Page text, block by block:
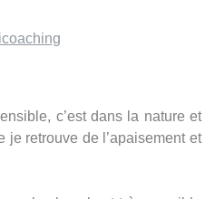
c’est dans la nature et
je retrouve de l’apaisement et